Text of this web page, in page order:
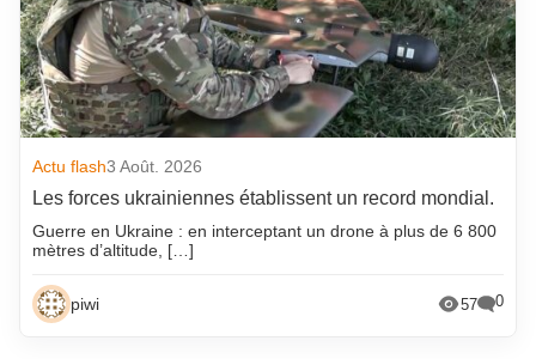
Actu flash3 Août. 2026
Les forces ukrainiennes établissent un record mondial.
Guerre en Ukraine : en interceptant un drone à plus de 6 800
mètres d’altitude, […]
piwi 57 0